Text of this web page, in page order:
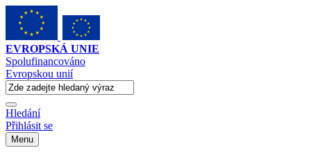
EVROPSKÁ UNIE
Spolufinancováno
Evropskou unií
Hledání
Přihlásit se
Menu